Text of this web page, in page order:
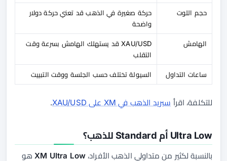
حجم اللوت
حركة صغيرة في الذهب قد تعني حركة دولار
واضحة
الهامش
XAU/USD قد يستهلك الهامش بسرعة وقت
التقلب
ساعات التداول السيولة تختلف حسب الجلسة ووقت التبييت
للتكلفة، اقرأ سبريد الذهب في XM على XAU/USD .
Ultra Low أم Standard للذهب؟
بالنسبة لكثير من متداولي الذهب الأفراد،XM Ultra Lowهو